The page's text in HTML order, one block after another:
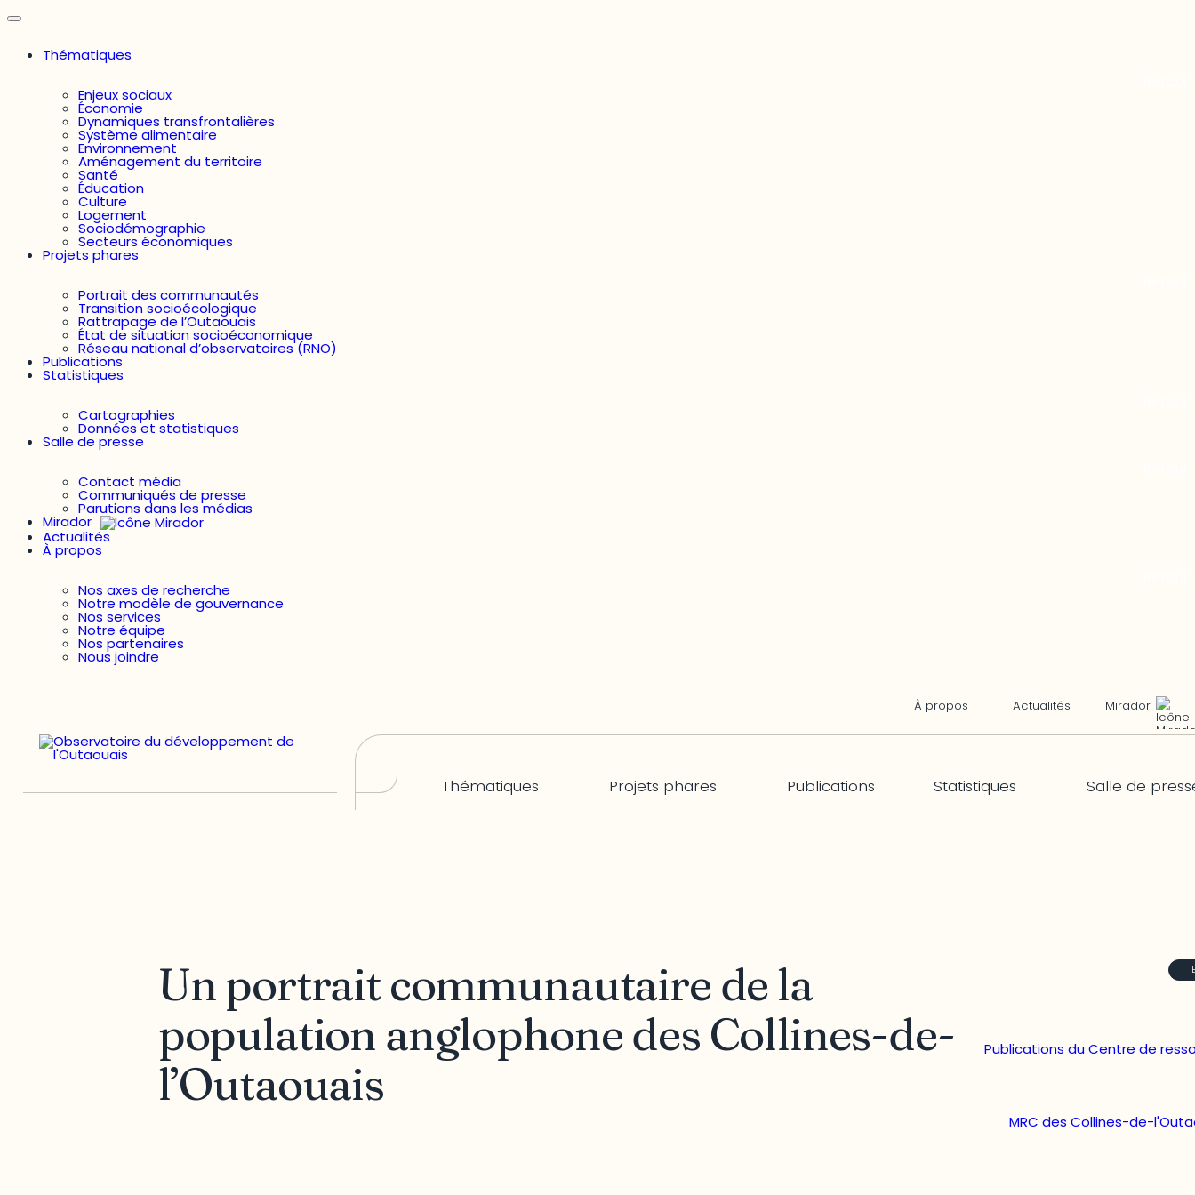
Thématiques
Enjeux sociaux
Économie
Dynamiques transfrontalières
Système alimentaire
Environnement
Aménagement du territoire
Santé
Éducation
Culture
Logement
Sociodémographie
Secteurs économiques
Projets phares
Portrait des communautés
Transition socioécologique
Rattrapage de l’Outaouais
État de situation socioéconomique
Réseau national d’observatoires (RNO)
Publications
Statistiques
Cartographies
Données et statistiques
Salle de presse
Contact média
Communiqués de presse
Parutions dans les médias
Mirador
Actualités
À propos
Nos axes de recherche
Notre modèle de gouvernance
Nos services
Notre équipe
Nos partenaires
Nous joindre
À propos Actualités Mirador
Thématiques Projets phares Publications Statistiques Salle de
Un portrait communautaire de la
population anglophone des Collines-de-
l’Outaouais
Publications du Centre de
MRC des Collines-de-